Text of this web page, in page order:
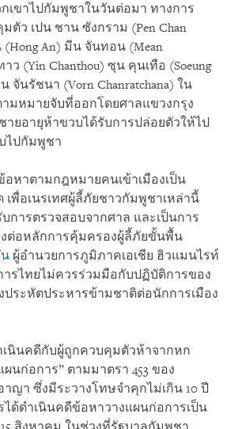
เขาไปกัมพูชาในวันต่อมา ทางการ
ตัว เปน ชาน ซังกราม (Pen Chan
(Hong An) มีน จันทอน (Mean
ว (Yin Chanthou) ซุน คุนเทือ (Soeung
จันรัชนา (Vorn Chanratchana) ใน
ามหมายจับที่ออกโดยศาลแขวงกรุง
ยอายุห้าขวบได้รับการปล่อยตัวให้ไป
ไปกัมพูชา
อหาตามกฎหมายคนเข้าเมืองเป็น
เพื่อเนรเทศผู้ลี้ภัยชาวกัมพูชาเหล่านี้
การตรวจสอบจากศาล และเป็นการ
งต่อหลักการคุ้มครองผู้ลี้ภัยขั้นพื้น
น ผู้อำนวยการภูมิภาคเอเชีย ฮิวแมนไรท์
ารไทยไม่ควรร่วมมือกับปฏิบัติการของ
ระหัตประหารข้ามชาติต่อนักการเมือง
นินคดีกับผู้ถูกควบคุมตัวห้าจากหก
นก่อการ” ตามมาตรา 453 ของ
ญา ซึ่งมีระวางโทษจำคุกไม่เกิน 10 ปี
ด้ดำเนินคดีข้อหาวางแผนก่อการเป็น